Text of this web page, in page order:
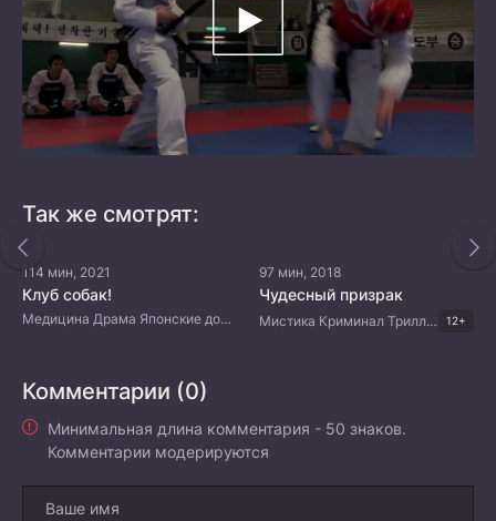
Так же смотрят:
114 мин, 2021
Клуб собак!
Медицина Драма Японские дорамы
97 мин, 2018
Чудесный призрак
Мистика Криминал Триллер Корейские дорамы 12+
Комментарии (0)
Минимальная длина комментария - 50 знаков.
Комментарии модерируются